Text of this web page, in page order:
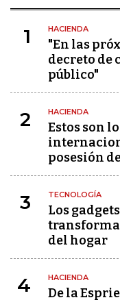
1 HACIENDA
"En las
decreto de
público"
2 HACIENDA
Estos son
posesión
3 TECNOLOGÍA
Los
del hogar
4 HACIENDA
De la